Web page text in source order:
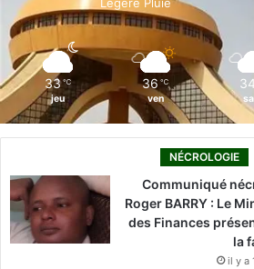
k
n
33 ℃
jeu
36 ℃
ven
34
NÉCROLOGIE
Communiqué
Roger BARRY : Le
des Finances
la
il y a